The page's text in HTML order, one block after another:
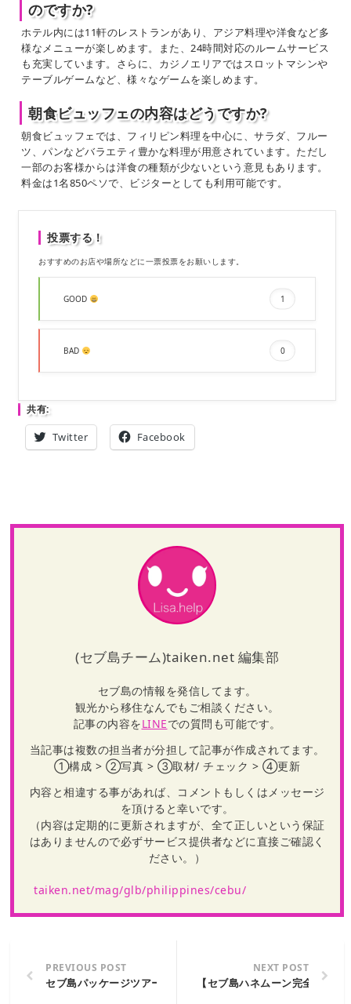
のですか?
ホテル内には11軒のレストランがあり、アジア料理や洋食など多
様なメニューが楽しめます。また、24時間対応のルームサービス
も充実しています。さらに、カジノエリアではスロットマシンや
テーブルゲームなど、様々なゲームを楽しめます。
朝食ビュッフェの内容はどうですか?
朝食ビュッフェでは、フィリピン料理を中心に、サラダ、フルー
ツ、パンなどバラエティ豊かな料理が用意されています。ただし
一部のお客様からは洋食の種類が少ないという意見もあります。
料金は1名850ペソで、ビジターとしても利用可能です。
投票する！
おすすめのお店や場所などに一票投票をお願いします。
GOOD 1
BAD 0
共有:
Twitter Facebook
(セブ島チーム)taiken.net 編集部
セブ島の情報を発信してます。
観光から移住なんでもご相談ください。
記事の内容をLINEでの質問も可能です。
当記事は複数の担当者が分担して記事が作成されてます。
①構成 > ②写真 > ③取材/ チェック > ④更新
内容と相違する事があれば、コメントもしくはメッセージ
を頂けると幸いです。
（内容は定期的に更新されますが、全て正しいという保証
はありませんので必ずサービス提供者などに直接ご確認く
ださい。）
taiken.net/mag/glb/philippines/cebu/
PREVIOUS POST
セブ島パッケージツアー完全ガイド：失敗しない選び方と魅力
NEXT POST
【セブ島ハネムーン完全ガイ